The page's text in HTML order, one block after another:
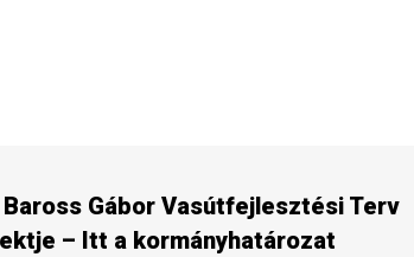
Baross Gábor Vasútfejlesztési Terv
– Itt a kormányhatározat